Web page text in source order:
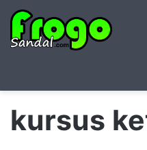
kursus